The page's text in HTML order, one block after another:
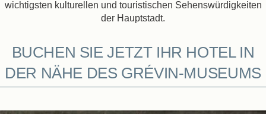
wichtigsten kulturellen und touristischen Sehenswürdigkeiten
der Hauptstadt.
BUCHEN SIE JETZT IHR HOTEL IN
DER NÄHE DES GRÉVIN-MUSEUMS